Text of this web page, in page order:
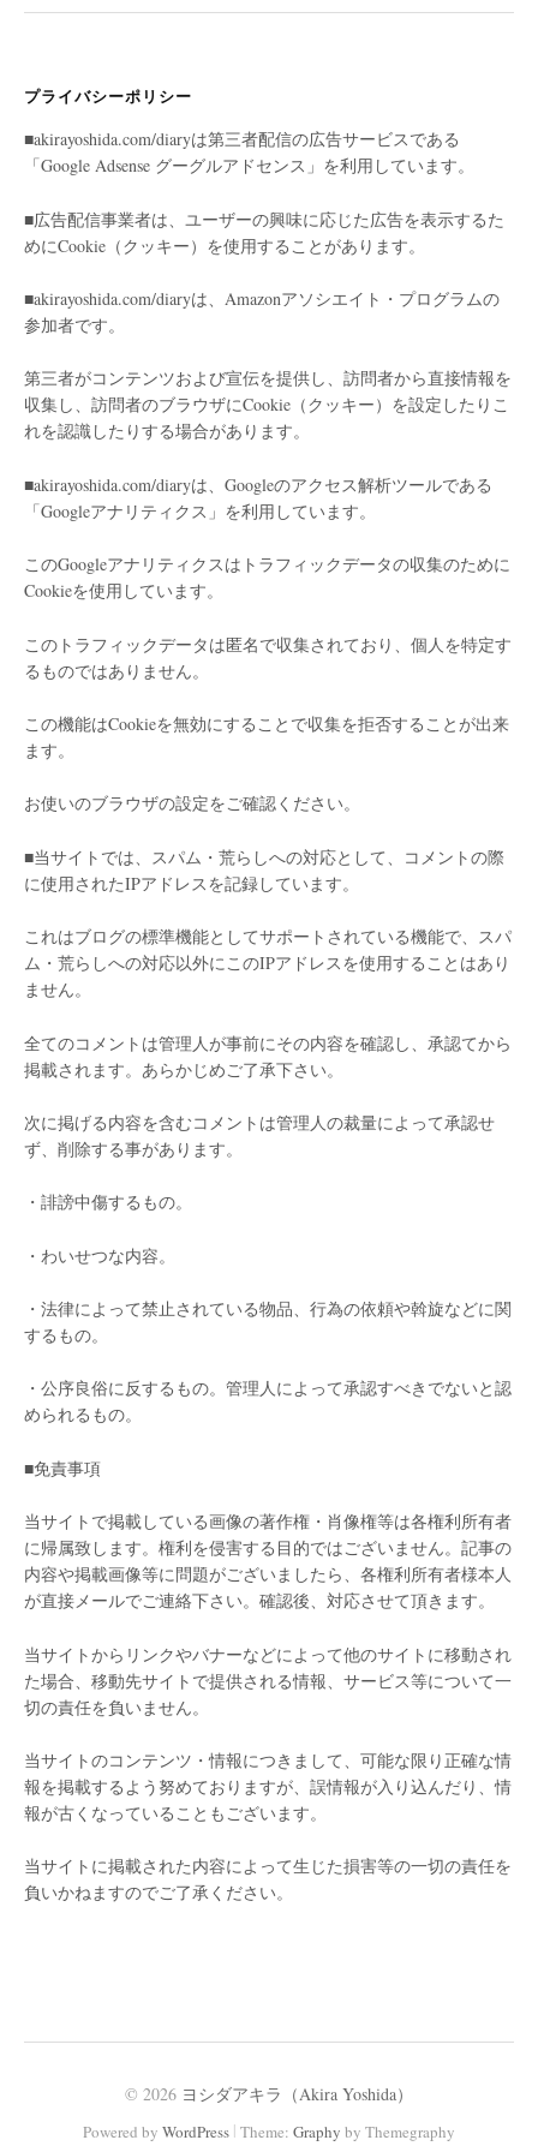
プライバシーポリシー
■akirayoshida.com/diaryは第三者配信の広告サービスである
「Google Adsense グーグルアドセンス」を利用しています。
■広告配信事業者は、ユーザーの興味に応じた広告を表示するた
めにCookie（クッキー）を使用することがあります。
■akirayoshida.com/diaryは、Amazonアソシエイト・プログラムの
参加者です。
第三者がコンテンツおよび宣伝を提供し、訪問者から直接情報を
収集し、訪問者のブラウザにCookie（クッキー）を設定したりこ
れを認識したりする場合があります。
■akirayoshida.com/diaryは、Googleのアクセス解析ツールである
「Googleアナリティクス」を利用しています。
このGoogleアナリティクスはトラフィックデータの収集のために
Cookieを使用しています。
このトラフィックデータは匿名で収集されており、個人を特定す
るものではありません。
この機能はCookieを無効にすることで収集を拒否することが出来
ます。
お使いのブラウザの設定をご確認ください。
■当サイトでは、スパム・荒らしへの対応として、コメントの際
に使用されたIPアドレスを記録しています。
これはブログの標準機能としてサポートされている機能で、スパ
ム・荒らしへの対応以外にこのIPアドレスを使用することはあり
ません。
全てのコメントは管理人が事前にその内容を確認し、承認てから
掲載されます。あらかじめご了承下さい。
次に掲げる内容を含むコメントは管理人の裁量によって承認せ
ず、削除する事があります。
・誹謗中傷するもの。
・わいせつな内容。
・法律によって禁止されている物品、行為の依頼や斡旋などに関
するもの。
・公序良俗に反するもの。管理人によって承認すべきでないと認
められるもの。
■免責事項
当サイトで掲載している画像の著作権・肖像権等は各権利所有者
に帰属致します。権利を侵害する目的ではございません。記事の
内容や掲載画像等に問題がございましたら、各権利所有者様本人
が直接メールでご連絡下さい。確認後、対応させて頂きます。
当サイトからリンクやバナーなどによって他のサイトに移動され
た場合、移動先サイトで提供される情報、サービス等について一
切の責任を負いません。
当サイトのコンテンツ・情報につきまして、可能な限り正確な情
報を掲載するよう努めておりますが、誤情報が入り込んだり、情
報が古くなっていることもございます。
当サイトに掲載された内容によって生じた損害等の一切の責任を
負いかねますのでご了承ください。
© 2026 ヨシダアキラ（Akira Yoshida）
Powered by WordPress | Theme: Graphy by Themegraphy